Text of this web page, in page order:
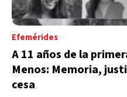
Efemérides
A 11 años de la
Menos: Memoria,
cesa